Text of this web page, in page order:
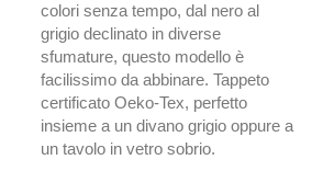
colori senza tempo, dal nero al
grigio declinato in diverse
sfumature, questo modello è
facilissimo da abbinare. Tappeto
certificato Oeko-Tex, perfetto
insieme a un divano grigio oppure a
un tavolo in vetro sobrio.